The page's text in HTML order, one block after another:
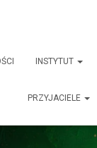
INSTYTUT
PRZYJACIELE